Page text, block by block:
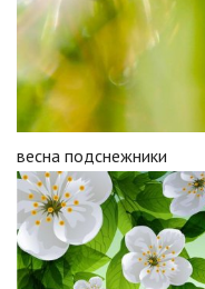
весна подснежники